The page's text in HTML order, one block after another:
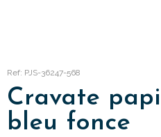
Ref: PJS-36247-568
Cravate
bleu fonce